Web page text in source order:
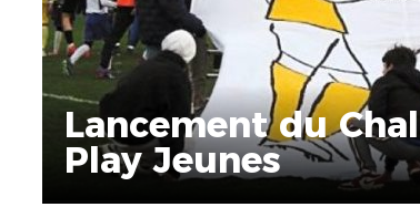
Lancement du
Play Jeunes